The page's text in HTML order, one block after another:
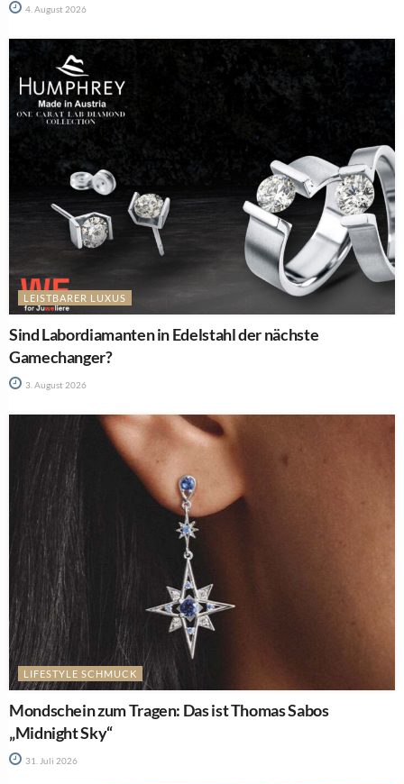
4. August 2026
LEISTBARER LUXUS
Sind Labordiamanten in Edelstahl der nächste
Gamechanger?
3. August 2026
LIFESTYLE SCHMUCK
Mondschein zum Tragen: Das ist Thomas Sabos
„Midnight Sky“
31. Juli 2026